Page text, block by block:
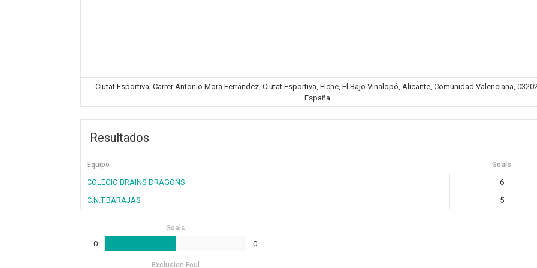
Ciutat Esportiva, Carrer Antonio Mora Ferrández, Ciutat Esportiva, Elche, El Bajo Vinalopó, Alicante, Comunidad Valenciana,
España
Resultados
Equipo Goals
COLEGIO BRAINS DRAGONS
6
C.N.T.BARAJAS
5
Goals
0 0
Exclusion Foul